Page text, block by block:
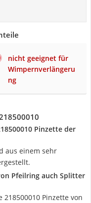
nicht geeignet für
Wimpernverlängeru
ng
Pinzette der
aus einem sehr
Pfeilring auch Splitter
Pinzette von